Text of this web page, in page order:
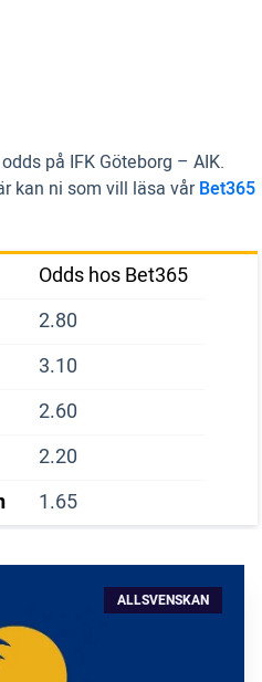
på IFK Göteborg – AIK.
kan ni som vill läsa vårBet365
Odds hos Bet365
2.80
3.10
2.60
2.20
1.65
ALLSVENSKAN